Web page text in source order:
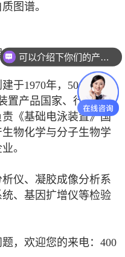
图谱。
。
于1970年，50多年的
置产品国家、行业标准
《基础电泳装置》国
物化学与分子生物学
。
仪、凝胶成像分析系
、基因扩增仪等检验
，欢迎您的来电：400